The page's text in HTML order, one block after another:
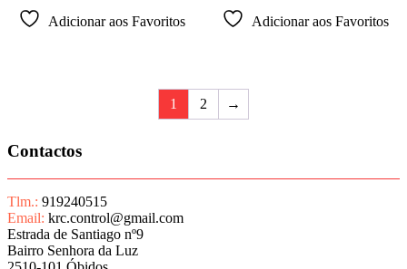
Adicionar aos Favoritos Adicionar aos Favoritos
1 2 →
Contactos
Tlm.: 919240515
Email: krc.control@gmail.com
Estrada de Santiago nº9
Bairro Senhora da Luz